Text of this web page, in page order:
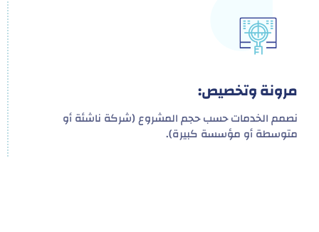
مرونة وتخصيص:
نصمم الخدمات حسب حجم المشروع (شركة ناشئة أو
متوسطة أو مؤسسة كبيرة).